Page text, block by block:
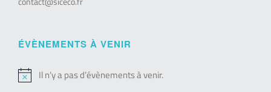
ÉVÈNEMENTS À VENIR
Notice
Il n’y a pas d’évènements à venir.